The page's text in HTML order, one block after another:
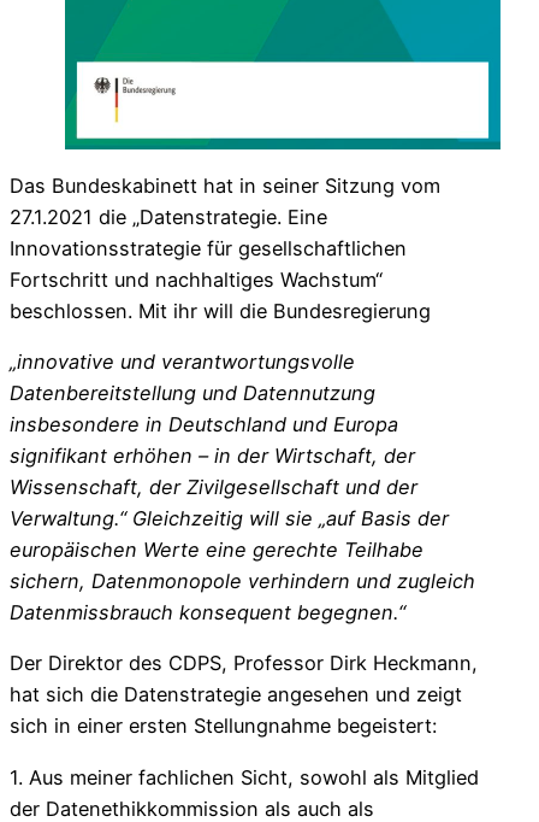
Das Bundeskabinett hat in seiner Sitzung vom
27.1.2021 die „Datenstrategie. Eine
Innovationsstrategie für gesellschaftlichen
Fortschritt und nachhaltiges Wachstum“
beschlossen. Mit ihr will die Bundesregierung
„innovative und verantwortungsvolle
Datenbereitstellung und Datennutzung
insbesondere in Deutschland und Europa
signifikant erhöhen – in der Wirtschaft, der
Wissenschaft, der Zivilgesellschaft und der
Verwaltung.“ Gleichzeitig will sie „auf Basis der
europäischen Werte eine gerechte Teilhabe
sichern, Datenmonopole verhindern und zugleich
Datenmissbrauch konsequent begegnen.“
Der Direktor des CDPS, Professor Dirk Heckmann,
hat sich die Datenstrategie angesehen und zeigt
sich in einer ersten Stellungnahme begeistert:
1. Aus meiner fachlichen Sicht, sowohl als Mitglied
der Datenethikkommission als auch als